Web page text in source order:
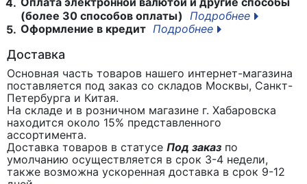
4.
(более 30 способов оплаты) Подробнее
5. Оформление в кредит Подробнее
Доставка
Основная часть товаров нашего интернет-магазина
поставляется под заказ со складов Москвы, Санкт-
Петербурга и Китая.
На складе и в розничном магазине г. Хабаровска
находится около 15% представленного
ассортимента.
Доставка товаров в статусе Под заказ по
умолчанию осуществляется в срок 3-4 недели,
также возможна ускоренная доставка в срок 9-12